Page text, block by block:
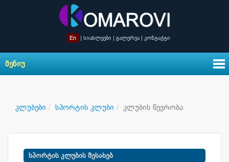
En | სიახლეები | გალერეა| კონტაქტი
ᲛᲔᲜᲘᲣ
კლუბები სპორტის კლუბი კლუბის წევრობა
სპორტის კლუბის შესახებ